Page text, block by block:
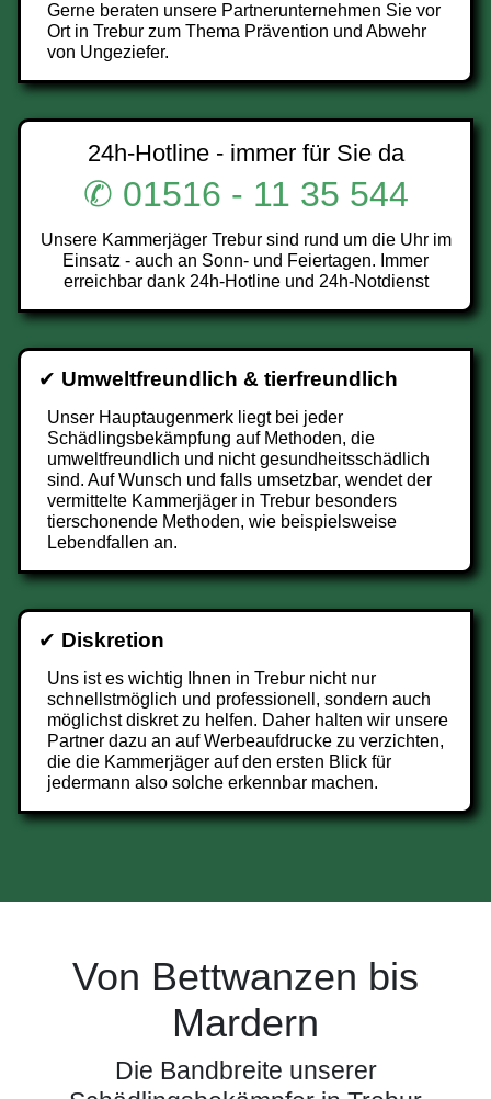
Gerne beraten unsere Partnerunternehmen Sie vor
Ort in Trebur zum Thema Prävention und Abwehr
von Ungeziefer.
24h-Hotline - immer für Sie da
✆ 01516 - 11 35 544
Unsere Kammerjäger Trebur sind rund um die Uhr im
Einsatz - auch an Sonn- und Feiertagen. Immer
erreichbar dank 24h-Hotline und 24h-Notdienst
✔ Umweltfreundlich & tierfreundlich
Unser Hauptaugenmerk liegt bei jeder
Schädlingsbekämpfung auf Methoden, die
umweltfreundlich und nicht gesundheitsschädlich
sind. Auf Wunsch und falls umsetzbar, wendet der
vermittelte Kammerjäger in Trebur besonders
tierschonende Methoden, wie beispielsweise
Lebendfallen an.
✔ Diskretion
Uns ist es wichtig Ihnen in Trebur nicht nur
schnellstmöglich und professionell, sondern auch
möglichst diskret zu helfen. Daher halten wir unsere
Partner dazu an auf Werbeaufdrucke zu verzichten,
die die Kammerjäger auf den ersten Blick für
jedermann also solche erkennbar machen.
Von Bettwanzen bis
Mardern
Die Bandbreite unserer